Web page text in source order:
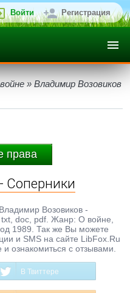
Войти Регистрация
» Владимир Возовиков
права
Соперники
Возовиков -
doc, pdf. Жанр: О войне,
1989. Так же Вы можете
и SMS на сайте LibFox.Ru
ознакомиться с отзывами.
В Твиттере